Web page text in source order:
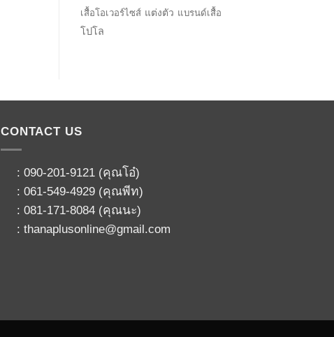
เสื้อโอเวอร์ไซส์ แต่งตัว แบรนด์เสื้อ
โปโล
CONTACT US
: 090-201-9121(คุณโอ๋)
: 061-549-4929(คุณพีท)
: 081-171-8084(คุณนะ)
: thanaplusonline@gmail.com